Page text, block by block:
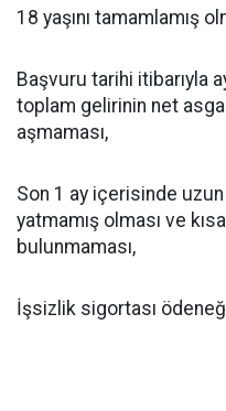
18 yaşını tamamlamış
Başvuru tarihi itibarıyla
toplam gelirinin net
aşmaması,
Son 1 ay içerisinde
yatmamış olması ve
bulunmaması,
İşsizlik sigortası